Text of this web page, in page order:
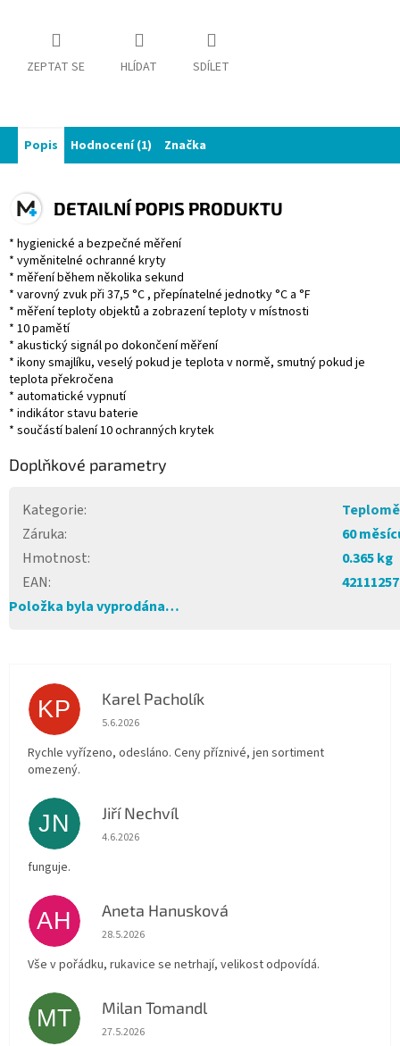
ZEPTAT SE HLÍDAT SDÍLET
Popis Hodnocení (1) Značka
DETAILNÍ POPIS PRODUKTU
* hygienické a bezpečné měření
* vyměnitelné ochranné kryty
* měření během několika sekund
* varovný zvuk při 37,5 °C , přepínatelné jednotky °C a °F
* měření teploty objektů a zobrazení teploty v místnosti
* 10 pamětí
* akustický signál po dokončení měření
* ikony smajlíku, veselý pokud je teplota v normě, smutný pokud je
teplota překročena
* automatické vypnutí
* indikátor stavu baterie
* součástí balení 10 ochranných krytek
Doplňkové parametry
Kategorie:
Záruka:
60
Hmotnost:
0.365 kg
EAN:
Položka byla vyprodána…
KP Karel Pacholík
Hodnocení obchodu je 4 z 5 hvězdiček.
5.6.2026
Rychle vyřízeno, odesláno. Ceny příznivé, jen sortiment
omezený.
JN Jiří Nechvíl
Hodnocení obchodu je 5 z 5 hvězdiček.
4.6.2026
funguje.
AH Aneta Hanusková
Hodnocení obchodu je 5 z 5 hvězdiček.
28.5.2026
Vše v pořádku, rukavice se netrhají, velikost odpovídá.
MT Milan Tomandl
Hodnocení obchodu je 5 z 5 hvězdiček.
27.5.2026